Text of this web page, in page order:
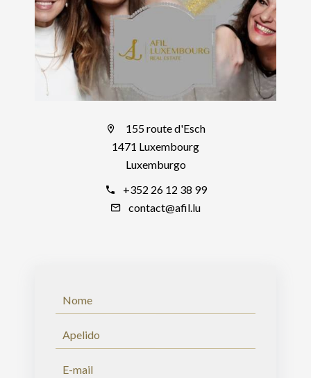
155 route d'Esch
1471 Luxembourg
Luxemburgo
+352 26 12 38 99
contact@afil.lu